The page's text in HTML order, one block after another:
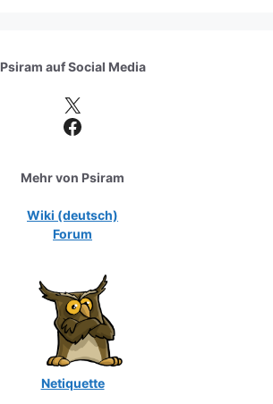
Psiram aufSocial Media
X
Facebook
Mehr von Psiram
Wiki (deutsch)
Forum
Netiquette